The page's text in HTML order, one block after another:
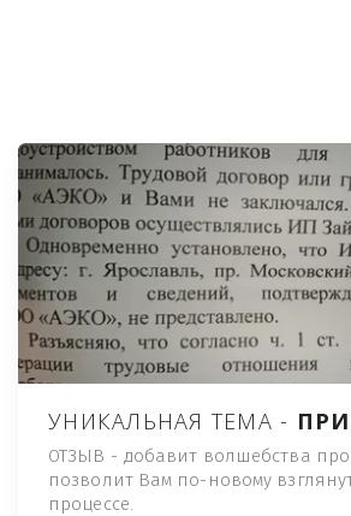
УНИКАЛЬНАЯ ТЕМА -
ОТЗЫВ - добавит волшебства
позволит Вам по-новому
процессе.